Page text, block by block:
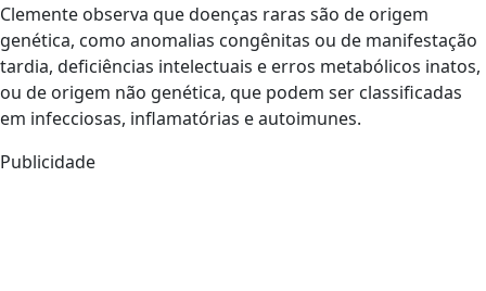
Clemente observa que doenças raras são de origem
genética, como anomalias congênitas ou de manifestação
tardia, deficiências intelectuais e erros metabólicos inatos,
ou de origem não genética, que podem ser classificadas
em infecciosas, inflamatórias e autoimunes.
Publicidade